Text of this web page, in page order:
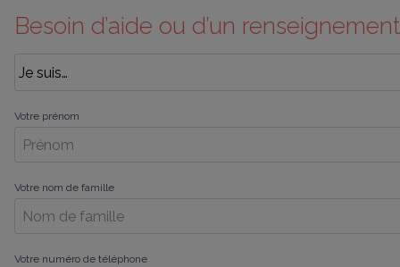
Besoin d’aide ou d’un
Votre prénom
Votre nom de famille
Votre numéro de téléphone